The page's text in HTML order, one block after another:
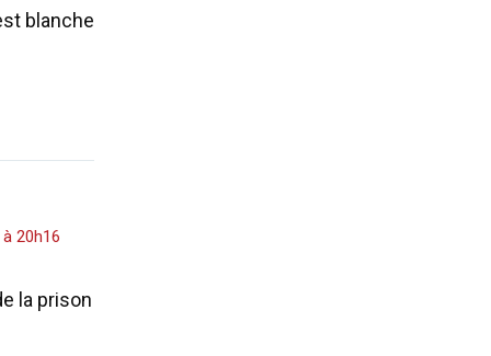
blanche
20h16
la prison